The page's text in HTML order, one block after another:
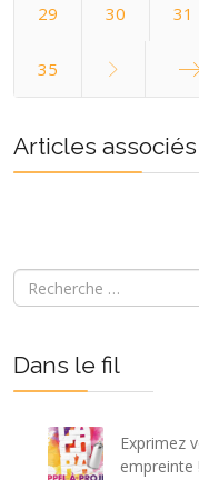
Démarrer
29 30 31
35
Articles associés
Dans le fil
Exprimez
empreinte !